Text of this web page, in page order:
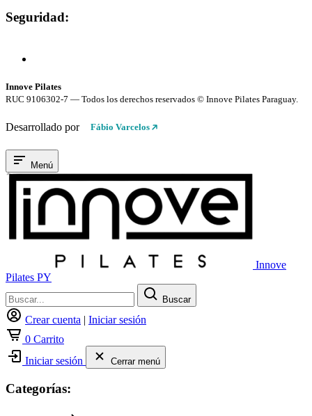
Seguridad:
Innove Pilates
RUC 9106302-7 — Todos los derechos reservados © Innove Pilates Paraguay.
Desarrollado por Fábio Varcelos
Menú
Innove
Pilates PY
Buscar
Crear cuenta | Iniciar sesión
0 Carrito
Iniciar sesión
Cerrar menú
Categorías: